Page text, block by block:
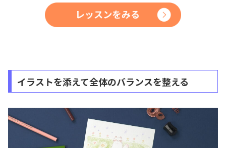
イラストを添えて全体のバランスを整える